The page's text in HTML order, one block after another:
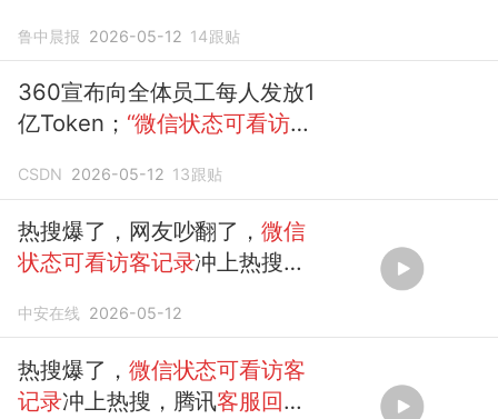
鲁中晨报 2026-05-12 14跟贴
360宣布向全体员工每人发放1
亿Token； “微信状态可看访客
Linux内核首个AI生成驱动诞生
| 极客头条
CSDN 2026-05-12 13跟贴
热搜爆了，网友吵翻了，微信
状态可看访客记录冲上热搜，
行灰度测试，可在右...
中安在线 2026-05-12
热搜爆了， 微信状态可看访客
记录冲上热搜，腾讯客服回应